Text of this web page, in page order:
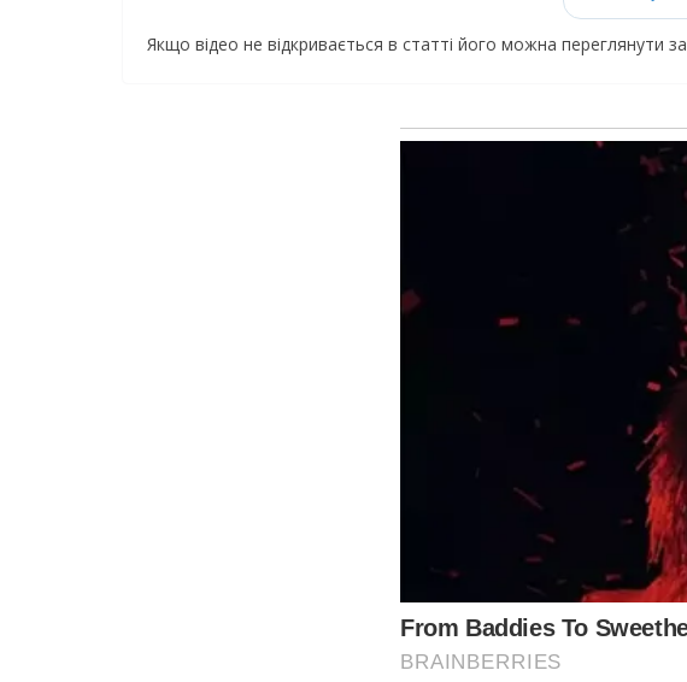
Якщо відео не відкривається в статті його можна переглянути за